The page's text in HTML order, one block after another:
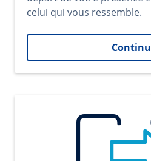
celui qui vous ressemble.